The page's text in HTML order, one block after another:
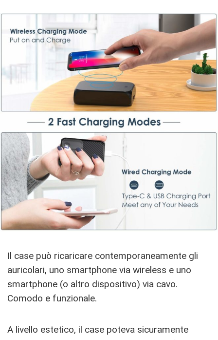
Il case può ricaricare contemporaneamente gli
auricolari, uno smartphone via wireless e uno
smartphone (o altro dispositivo) via cavo.
Comodo e funzionale.
A livello estetico, il case poteva sicuramente